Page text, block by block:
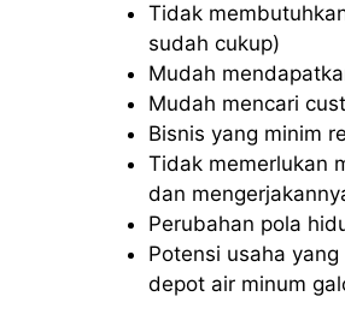
Tidak
sudah cukup)
Mudah
Mudah mencari
Bisnis yang minim
Tidak memerlukan
dan
Perubahan pola
Potensi usaha
depot air minum